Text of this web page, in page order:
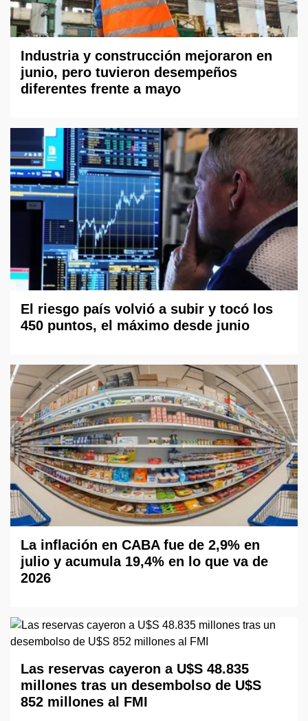
Industria y construcción mejoraron en
junio, pero tuvieron desempeños
diferentes frente a mayo
El riesgo país volvió a subir y tocó los
450 puntos, el máximo desde junio
La inflación en CABA fue de 2,9% en
julio y acumula 19,4% en lo que va de
2026
Las reservas cayeron a U$S 48.835
millones tras un desembolso de U$S
852 millones al FMI